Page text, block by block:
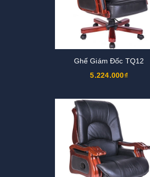
Ghế Giám Đốc TQ12
5.224.000₫